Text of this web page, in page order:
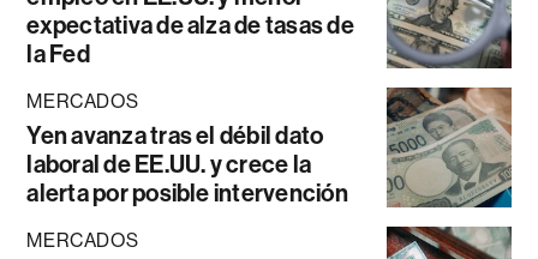
expectativa de alza de tasas de
la Fed
MERCADOS
Yen avanza tras el débil dato
laboral de EE.UU. y crece la
alerta por posible intervención
MERCADOS